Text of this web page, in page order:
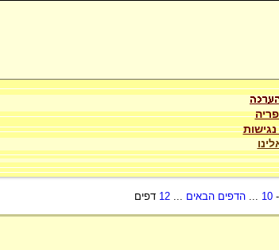
-
10
...הדפים הבאים ...
12 דפים